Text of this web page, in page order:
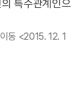
특수관계인으
동 <2015. 12. 1